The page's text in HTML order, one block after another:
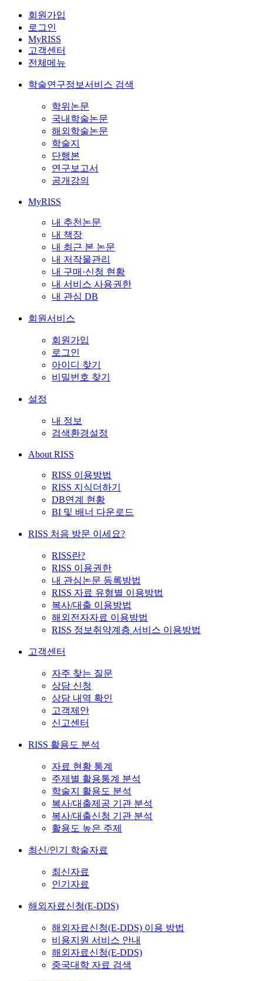
회원가입
로그인
MyRISS
고객센터
전체메뉴
학술연구정보서비스 검색
학위논문
국내학술논문
해외학술논문
학술지
단행본
연구보고서
공개강의
MyRISS
내 추천논문
내 책장
내 최근 본 논문
내 저작물관리
내 구매·신청 현황
내 서비스 사용권한
내 관심 DB
회원서비스
회원가입
로그인
아이디 찾기
비밀번호 찾기
설정
내 정보
검색환경설정
About RISS
RISS 이용방법
RISS 지식더하기
DB연계 현황
BI 및 배너 다운로드
RISS 처음 방문 이세요?
RISS란?
RISS 이용권한
내 관심논문 등록방법
RISS 자료 유형별 이용방법
복사/대출 이용방법
해외전자자료 이용방법
RISS 정보취약계층 서비스 이용방법
고객센터
자주 찾는 질문
상담 신청
상담 내역 확인
고객제안
신고센터
RISS 활용도 분석
자료 현황 통계
주제별 활용통계 분석
학술지 활용도 분석
복사/대출제공 기관 분석
복사/대출신청 기관 분석
활용도 높은 주제
최신/인기 학술자료
최신자료
인기자료
해외자료신청(E-DDS)
해외자료신청(E-DDS) 이용 방법
비용지원 서비스 안내
해외자료신청(E-DDS)
중국대학 자료 검색